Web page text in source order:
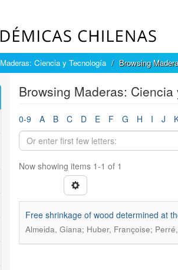
Maderas: Ciencia y Tecnología Browsing
Browsing Maderas:
0-9 A B C D E F G H I J
Now showing items 1-1 of 1
Free shrinkage of wood determined at
Almeida, Giana; Huber, Françoise;